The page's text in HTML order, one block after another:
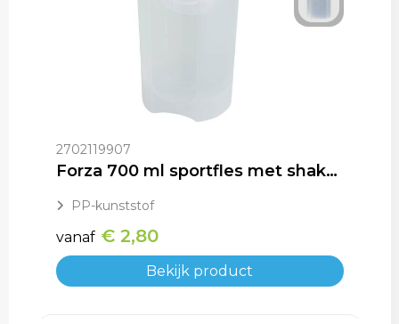
2702119907
Forza 700 ml sportfles met shakerbal
PP-kunststof
vanaf € 2,80
Bekijk product